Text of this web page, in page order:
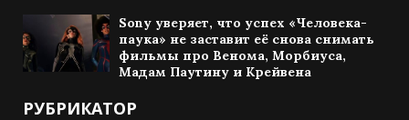
Sony уверяет, что успех «Человека-
паука» не заставит её снова снимать
фильмы про Венома, Морбиуса,
Мадам Паутину и Крейвена
РУБРИКАТОР